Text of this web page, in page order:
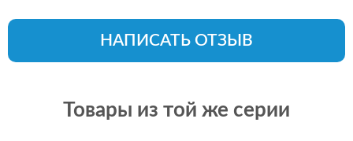
НАПИСАТЬ ОТЗЫВ
Товары из той же серии